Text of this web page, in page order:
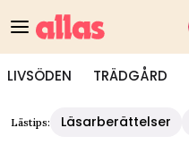
LIVSÖDEN TRÄDGÅRD
Lästips: Läsarberättelser